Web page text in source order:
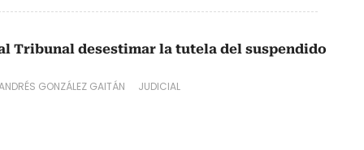
Tribunal desestimar la tutela del suspendido
GONZÁLEZ GAITÁN JUDICIAL